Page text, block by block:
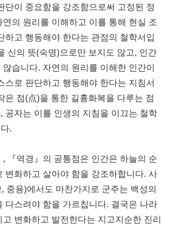
단이 중요함을 강조함으로써 고정된 정
의 원리를 이해하고 이를 통해 현실 조
하고 행동해야 한다는 관점의 철학서입
신의 뜻(숙명)으로만 보지도 않고, 인간
습니다. 자연의 원리를 이해한 인간이
스로 판단하고 행동해야 한다는 지침서
은 점(点)을 통한 길흉화복을 다루는 점
공자는 이를 인생의 지침을 이끄는 철학
.
, 『역경』의 공통점은 인간은 하늘의 순
변화하고 살아야 함을 강조하합니다. 사
중용)에서도 마찬가지로 군주는 백성의
다스려야 함을 가르칩니다. 결국은 나라
변화하고 발전한다는 지고지순한 진리